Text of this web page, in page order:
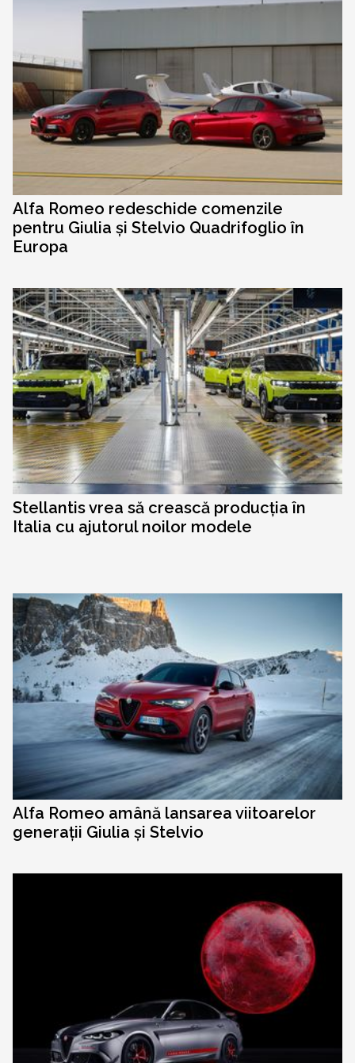
Alfa Romeo redeschide comenzile
pentru Giulia și Stelvio Quadrifoglio în
Europa
Stellantis vrea să crească producția în
Italia cu ajutorul noilor modele
Alfa Romeo amână lansarea viitoarelor
generații Giulia și Stelvio